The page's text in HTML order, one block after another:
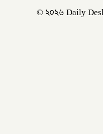
© ২০২৬ Daily